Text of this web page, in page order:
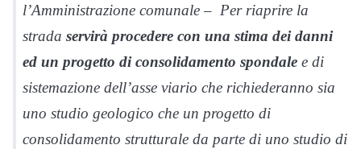
l’Amministrazione comunale – Per riaprire la
strada servirà procedere con una stima dei danni
ed un progetto di consolidamento spondale e di
sistemazione dell’asse viario che richiederanno sia
uno studio geologico che un progetto di
consolidamento strutturale da parte di uno studio di